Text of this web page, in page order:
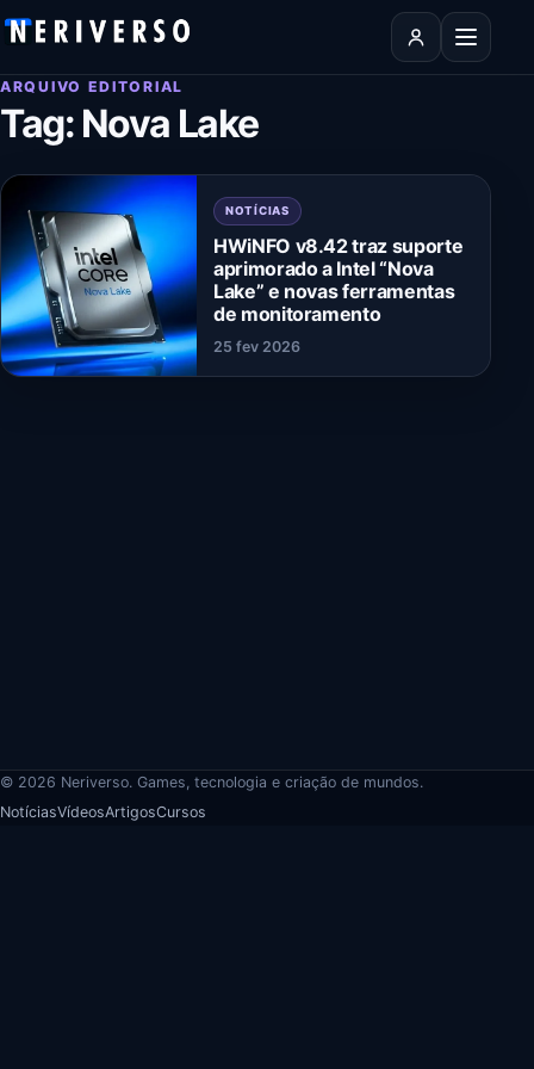
Pular para o conteúdo
Abrir
ARQUIVO EDITORIAL
Tag: Nova Lake
NOTÍCIAS
HWiNFO v8.42 traz suporte
aprimorado a Intel “Nova
Lake” e novas ferramentas
de monitoramento
25 fev 2026
© 2026 Neriverso. Games, tecnologia e criação de mundos.
NotíciasVídeosArtigosCursos